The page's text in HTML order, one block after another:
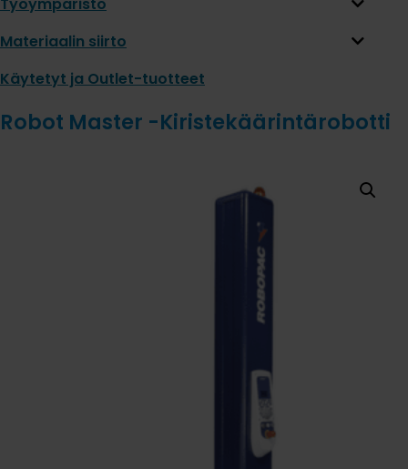
Materiaalin siirto
Käytetyt ja Outlet-tuotteet
Robot Master -Kiristekäärintärobotti